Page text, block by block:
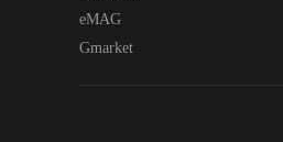
eMAG
Gmarket